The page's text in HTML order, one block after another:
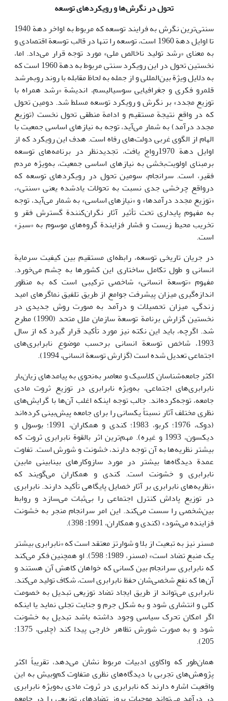
تحول در نگرش‌ها و رویکردهای توسعه
سنتی‌ترین نگرش به فرایند توسعه که مربوط به اواخر دهة 1940
تا اوایل دهة 1960 است، توسعه را تنها در قالب توسعة اقتصادی و
به معنای «رشد تولید ناخالص ملی» مورد توجه قرار می‌داد. اما،
نخستین تحول در این رویکرد سنتی مربوط به دهة 1960 است که
به دلایل ویژة بین‌المللی و از جمله به لحاظ مقابله با روند روبه‌رشد
قلمرو فکری و جغرافیایی سوسیالیسم، ‌اندیشة «رشد همراه با
توزیع مجدد» بر نگرش و رویکرد توسعه مسلط شد. دومین تحول
که در واقع نتیجة مستقیم و ادامة منطقی تحول نخست (توزیع
مجدد درآمد) به شمار می‌آید، توجه به نیازهای اساسی جمعیت با
الهام از الگوی غربی دولت‌های رفاه است. هدف این رویکرد که از
اوایل دهة 1970رواج یافت، تجدیدنظر در برنامه‌های توسعه
برمبنای اولویت‌بخشی به نیازهای اساسی جمعیت، به‌ویژه مردم
فقیر، است. سرانجام، سومین تحول در رویکردهای توسعه که
درواقع چرخشی جدی نسبت به تحولات یادشده یعنی «سنتی»،
«توزیع مجدد درآمدها» و «نیازهای اساسی» به شمار می‌آید، توجه
به مفهوم پایداری تحت تأثیر آثار نگران‌کنندة گسترش فقر و
تخریب محیط زیست و فشار فزایندة گروه‌های موسوم به «سبز»
است.
در جریان تاریخی توسعه، رابطه‌ای مستقیم بین کیفیت سرمایة
انسانی و طول تکامل ساختاری این کشورها به چشم می‌خورد.
مفهوم «توسعة انسانی» شاخصی ترکیبی است که به منظور
‌اندازه‌گیری میزان پیشرفت جوامع از طریق تلفیق نماگرهای امید
زندگی، میزان تحصیلات و درآمد به صورت روش جدیدی در
نخستین گزارش برنامة توسعة سازمان ملل متحد (1990) مطرح
شد. اگرچه، باید این نکته نیز مورد تأکید قرار گیرد که از سال
1993، شاخص توسعة انسانی برحسب موضوع نابرابری‌های
اجتماعی تعدیل شده است (گزارش توسعة انسانی، 1994).
اکثر جامعه‌شناسان کلاسیک و معاصر به‌نحوی به پیامدهای زیان‌بار
نابرابری‌های اجتماعی، به‌ویژه نابرابری در توزیع ثروت مادی
جامعه، توجه‌کرده‌اند. جالب توجه اینکه اغلب آن‌ها با گرایش‌های
نظری مختلف آثار نسبتاً یکسانی را برای جامعه پیش‌بینی کرده‌اند
(دوک، 1976؛ کربو، 1983؛ کندی و همکاران، 1991؛ بوسول و
دیکسون، 1993 و غیره). مهم‌ترین اثر بالقوة نابرابری ثروت که
بیشتر نظریه‌ها به آن توجه دارند، خشونت و شورش است. تفاوت
عمدة دیدگاه‌ها بیشتر در مورد سازوکار‌های بینابینی مابین
نابرابری و خشونت است. کندی و همکاران می‌گویند که
«نظریه‌های نابرابری بر آثار خصایل پایگاهی تأکید دارند. نابرابری
در توزیع پاداش کنترل اجتماعی را بی‌ثبات می‌سازد و روابط
بین‌شخصی را سست می‌کند. این امر سرانجام منجر به خشونت
فزاینده می‌شود» (کندی و همکاران، 1991: 398).
مسنر نیز به تبعیت از بلا و شوارتز معتقد است که «نابرابری بیشتر
یک منبع تضاد است» (مسنر، 1989: 598). او همچنین فکر می‌کند
که نابرابری سرانجام بین کسانی که خواهان کاهش آن هستند و
آن‌ها که نفع شخصی‌شان حفظ نابرابری است، شکاف تولید می‌کند.
نابرابری می‌تواند از طریق ایجاد تضاد توزیعی تبدیل به خصومت
کلی و انتشاری شود و به شکل جرم و جنایت تجلی نماید یا اینکه
اگر امکان تحرک سیاسی وجود داشته باشد تبدیل به خشونت
شود و به صورت شورش تظاهر خارجی پیدا کند (چلبی، 1375:
205).
همان‌طور که واکاوی ادبیات مربوط نشان می‌دهد، تقریباً اکثر
پژوهش‌های تجربی با دیدگاه‌های نظری متفاوت کم‌وبیش به این
واقعیت اشاره دارند که نابرابری در ثروت مادی به‌ویژه نابرابری